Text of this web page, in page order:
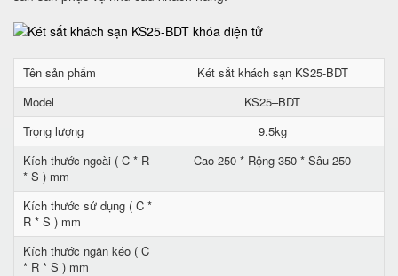
Tên sản phẩm
Két sắt khách sạn KS25-BDT
Model
KS25–BDT
Trọng lượng
9.5kg
Kích thước ngoài ( C * R
* S ) mm
Cao 250 * Rộng 350 * Sâu 250
Kích thước sử dụng ( C *
R * S ) mm
Kích thước ngăn kéo ( C
* R * S ) mm